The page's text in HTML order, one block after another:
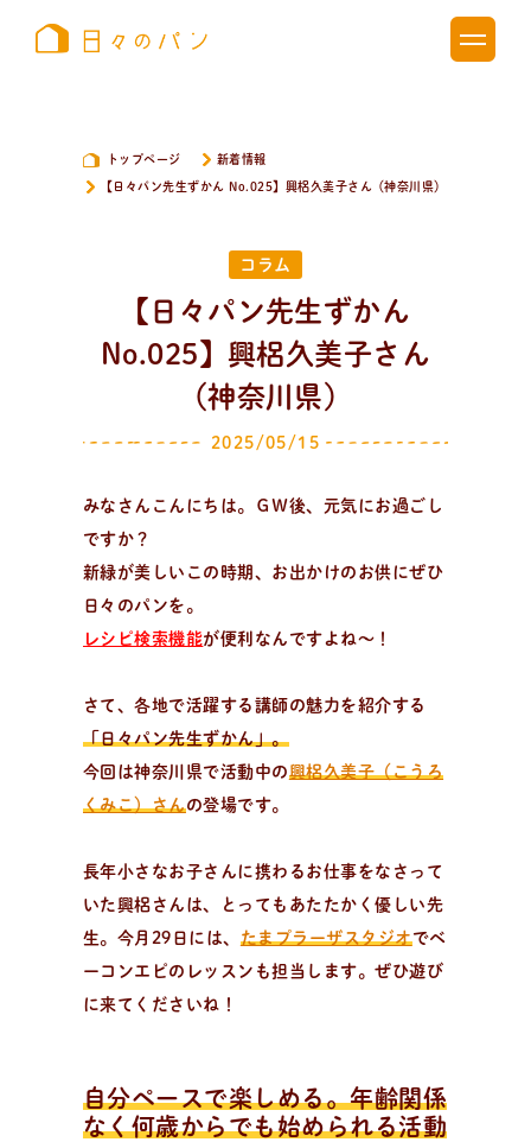
情報
おしらせやイベントなど
日々のパンの活動状況やイベント、コラムをいち早くお
届け中！
のパン
活動/プロフィールについて
日々のパンの想いや出張パン教室の活動について。 代表
トップページ 新着情報
【日々パン先生ずかん No.025】興梠久美子さん（神奈川県）
コラム
【日々パン先生ずかん
No.025】興梠久美子さん
（神奈川県）
2025/05/15
みなさんこんにちは。ＧＷ後、元気にお過ごし
ですか？
新緑が美しいこの時期、お出かけのお供にぜひ
日々のパンを。
レシピ検索機能が便利なんですよね～！
さて、各地で活躍する講師の魅力を紹介する
「日々パン先生ずかん」。
今回は神奈川県で活動中の興梠久美子（こうろ
くみこ）さんの登場です。
長年小さなお子さんに携わるお仕事をなさって
いた興梠さんは、とってもあたたかく優しい先
生。今月29日には、 たまプラーザスタジオでベ
ーコンエピのレッスンも担当します。ぜひ遊び
に来てくださいね！
自分ペースで楽しめる。年齢関係
なく何歳からでも始められる活動